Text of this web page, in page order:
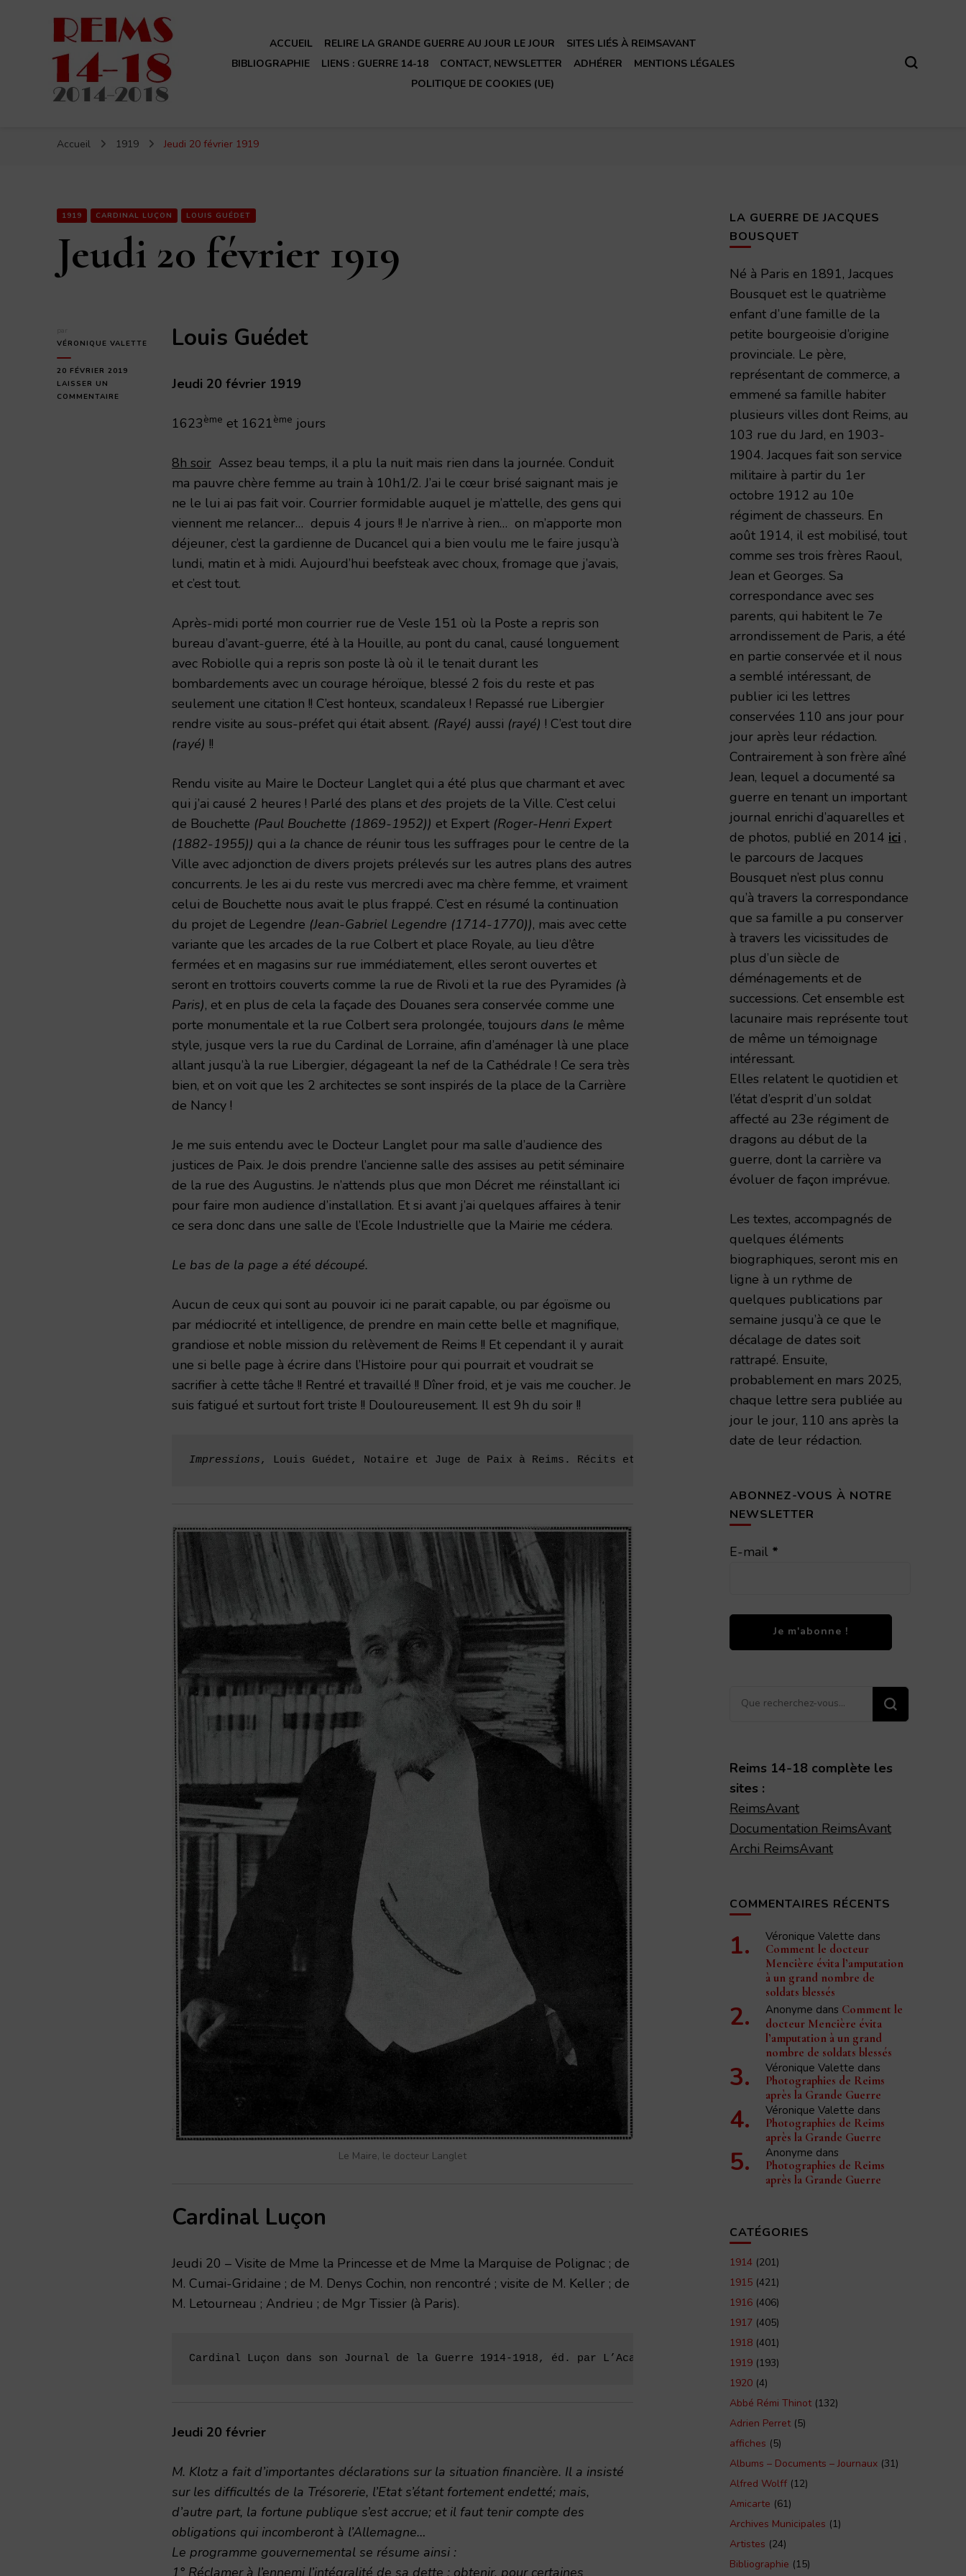
ACCUEIL RELIRE LA GRANDE GUERRE AU JOUR LE JOUR
SITES LIÉS À REIMSAVANT
BIBLIOGRAPHIE
LIENS : GUERRE 14-18 CONTACT, NEWSLETTER ADHÉRER
MENTIONS LÉGALES
POLITIQUE DE COOKIES (UE)
Accueil 1919 Jeudi 20 février 1919
1919 CARDINAL LUÇON LOUIS GUÉDET
Jeudi 20 février 1919
VÉRONIQUE VALETTE
20 FÉVRIER 2019
LAISSER UN
COMMENTAIRE
Louis Guédet
Jeudi 20 février 1919
1623ème et 1621ème jours
8h soir Assez beau temps, il a plu la nuit mais rien dans la journée. Conduit
ma pauvre chère femme au train à 10h1/2. J’ai le cœur brisé saignant mais je
ne le lui ai pas fait voir. Courrier formidable auquel je m’attelle, des gens qui
viennent me relancer… depuis 4 jours !! Je n’arrive à rien… on m’apporte mon
déjeuner, c’est la gardienne de Ducancel qui a bien voulu me le faire jusqu’à
lundi, matin et à midi. Aujourd’hui beefsteak avec choux, fromage que j’avais,
et c’est tout.
Après-midi porté mon courrier rue de Vesle 151 où la Poste a repris son
bureau d’avant-guerre, été à la Houille, au pont du canal, causé longuement
avec Robiolle qui a repris son poste là où il le tenait durant les
bombardements avec un courage héroïque, blessé 2 fois du reste et pas
seulement une citation !! C’est honteux, scandaleux ! Repassé rue Libergier
rendre visite au sous-préfet qui était absent. (Rayé) aussi (rayé) ! C’est tout dire
(rayé) !!
Rendu visite au Maire le Docteur Langlet qui a été plus que charmant et avec
qui j’ai causé 2 heures ! Parlé des plans et des projets de la Ville. C’est celui
de Bouchette (Paul Bouchette (1869-1952)) et Expert (Roger-Henri Expert
(1882-1955)) qui a la chance de réunir tous les suffrages pour le centre de la
Ville avec adjonction de divers projets prélevés sur les autres plans des autres
concurrents. Je les ai du reste vus mercredi avec ma chère femme, et vraiment
celui de Bouchette nous avait le plus frappé. C’est en résumé la continuation
du projet de Legendre (Jean-Gabriel Legendre (1714-1770)), mais avec cette
variante que les arcades de la rue Colbert et place Royale, au lieu d’être
fermées et en magasins sur rue immédiatement, elles seront ouvertes et
seront en trottoirs couverts comme la rue de Rivoli et la rue des Pyramides (à
Paris), et en plus de cela la façade des Douanes sera conservée comme une
porte monumentale et la rue Colbert sera prolongée, toujours dans le même
style, jusque vers la rue du Cardinal de Lorraine, afin d’aménager là une place
allant jusqu’à la rue Libergier, dégageant la nef de la Cathédrale ! Ce sera très
bien, et on voit que les 2 architectes se sont inspirés de la place de la Carrière
de Nancy !
Je me suis entendu avec le Docteur Langlet pour ma salle d’audience des
justices de Paix. Je dois prendre l’ancienne salle des assises au petit séminaire
de la rue des Augustins. Je n’attends plus que mon Décret me réinstallant ici
pour faire mon audience d’installation. Et si avant j’ai quelques affaires à tenir
ce sera donc dans une salle de l’Ecole Industrielle que la Mairie me cédera.
Le bas de la page a été découpé.
Aucun de ceux qui sont au pouvoir ici ne parait capable, ou par égoïsme ou
par médiocrité et intelligence, de prendre en main cette belle et magnifique,
grandiose et noble mission du relèvement de Reims !! Et cependant il y aurait
une si belle page à écrire dans l’Histoire pour qui pourrait et voudrait se
sacrifier à cette tâche !! Rentré et travaillé !! Dîner froid, et je vais me coucher. Je
suis fatigué et surtout fort triste !! Douloureusement. Il est 9h du soir !!
Impressions, Louis Guédet, Notaire et Juge de Paix à Reims. Récits et impressions de guerre d'un civil rémois 1914-
Le Maire, le docteur Langlet
Cardinal Luçon
Jeudi 20 – Visite de Mme la Princesse et de Mme la Marquise de Polignac ; de
M. Cumai-Gridaine ; de M. Denys Cochin, non rencontré ; visite de M. Keller ; de
M. Letourneau ; Andrieu ; de Mgr Tissier (à Paris).
Cardinal Luçon dans son Journal de la Guerre 1914-1918, éd. par L’Académie Nationale de Reims – 1998 – TAR volume 173
Jeudi 20 février
M. Klotz a fait d’importantes déclarations sur la situation financière. Il a insisté
sur les difficultés de la Trésorerie, l’Etat s’étant fortement endetté; mais,
d’autre part, la fortune publique s’est accrue; et il faut tenir compte des
obligations qui incomberont à l’Allemagne…
Le programme gouvernemental se résume ainsi :
1° Réclamer à l’ennemi l’intégralité de sa dette : obtenir, pour certaines
LA GUERRE DE JACQUES
BOUSQUET
Né à Paris en 1891, Jacques
Bousquet est le quatrième
enfant d’une famille de la
petite bourgeoisie d’origine
provinciale. Le père,
représentant de commerce, a
emmené sa famille habiter
plusieurs villes dont Reims, au
103 rue du Jard, en 1903-
1904. Jacques fait son service
militaire à partir du 1er
octobre 1912 au 10e
régiment de chasseurs. En
août 1914, il est mobilisé, tout
comme ses trois frères Raoul,
Jean et Georges. Sa
correspondance avec ses
parents, qui habitent le 7e
arrondissement de Paris, a été
en partie conservée et il nous
a semblé intéressant, de
publier ici les lettres
conservées 110 ans jour pour
jour après leur rédaction.
Contrairement à son frère aîné
Jean, lequel a documenté sa
guerre en tenant un important
journal enrichi d’aquarelles et
de photos, publié en 2014 ici ,
le parcours de Jacques
Bousquet n’est plus connu
qu’à travers la correspondance
que sa famille a pu conserver
à travers les vicissitudes de
plus d’un siècle de
déménagements et de
successions. Cet ensemble est
lacunaire mais représente tout
de même un témoignage
intéressant.
Elles relatent le quotidien et
l’état d’esprit d’un soldat
affecté au 23e régiment de
dragons au début de la
guerre, dont la carrière va
évoluer de façon imprévue.
Les textes, accompagnés de
quelques éléments
biographiques, seront mis en
ligne à un rythme de
quelques publications par
semaine jusqu’à ce que le
décalage de dates soit
rattrapé. Ensuite,
probablement en mars 2025,
chaque lettre sera publiée au
jour le jour, 110 ans après la
date de leur rédaction.
ABONNEZ-VOUS À NOTRE
NEWSLETTER
E-mail *
Vous
Reims 14-18 complète les
sites :
ReimsAvant
Documentation ReimsAvant
Archi ReimsAvant
COMMENTAIRES RÉCENTS
Véronique Valette dans
Comment le docteur
Mencière évita l’amputation
à un grand nombre de
soldats blessés
Anonyme dans Comment le
docteur Mencière évita
l’amputation à un grand
nombre de soldats blessés
Véronique Valette dans
Photographies de Reims
après la Grande Guerre
Véronique Valette dans
Photographies de Reims
après la Grande Guerre
Anonyme dans
Photographies de Reims
après la Grande Guerre
CATÉGORIES
1914 (201)
1915 (421)
1916 (406)
1917 (405)
1918 (401)
1919 (193)
1920 (4)
Abbé Rémi Thinot(132)
Adrien Perret(5)
affiches (5)
Albums – Documents – Journaux (31)
Alfred Wolff (12)
Amicarte (61)
Archives Municipales (1)
Artistes (24)
Bibliographie (15)